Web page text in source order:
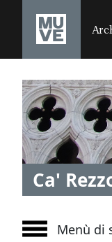
SALTA AL
Ca'
Menù di